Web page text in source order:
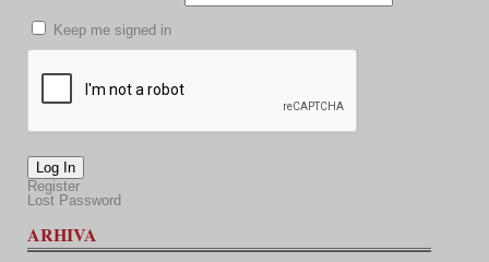
Keep me signed in
Log In
Register
Lost Password
ARHIVA